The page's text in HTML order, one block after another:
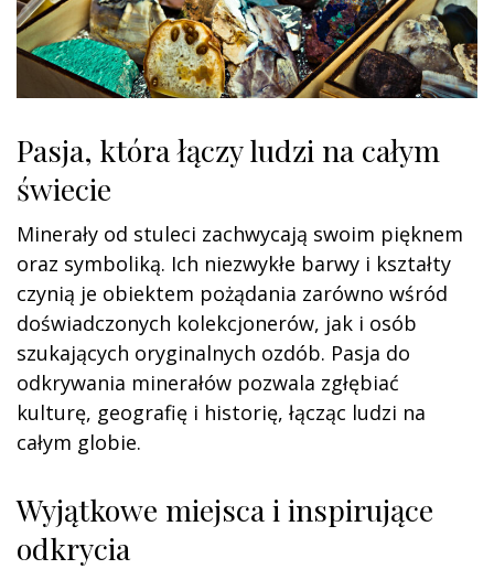
Pasja, która łączy ludzi na całym
świecie
Minerały od stuleci zachwycają swoim pięknem
oraz symboliką. Ich niezwykłe barwy i kształty
czynią je obiektem pożądania zarówno wśród
doświadczonych kolekcjonerów, jak i osób
szukających oryginalnych ozdób. Pasja do
odkrywania minerałów pozwala zgłębiać
kulturę, geografię i historię, łącząc ludzi na
całym globie.
Wyjątkowe miejsca i inspirujące
odkrycia